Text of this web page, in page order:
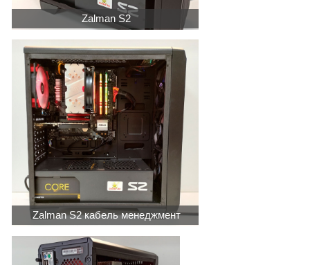
Zalman S2
Zalman S2 кабель менеджмент